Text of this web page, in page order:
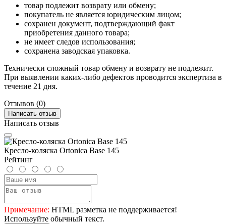
товар подлежит возврату или обмену;
покупатель не является юридическим лицом;
сохранен документ, подтверждающий факт
приобретения данного товара;
не имеет следов использования;
сохранена заводская упаковка.
Технически сложный товар обмену и возврату не подлежит.
При выявлении каких-либо дефектов проводится экспертиза в
течение 21 дня.
Отзывов (0)
Написать отзыв
Написать отзыв
Кресло-коляска Ortonica Base 145
Рейтинг
Примечание: HTML разметка не поддерживается!
Используйте обычный текст.